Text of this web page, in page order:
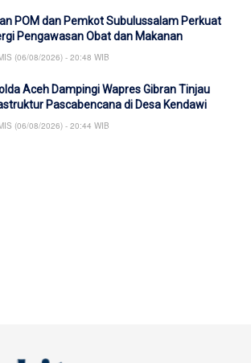
POM dan Pemkot Subulussalam Perkuat
Pengawasan Obat dan Makanan
(06/08/2026) - 20:48 WIB
Aceh Dampingi Wapres Gibran Tinjau
Pascabencana di Desa Kendawi
(06/08/2026) - 20:44 WIB